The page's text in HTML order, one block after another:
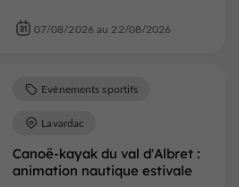
07/08/2026 au 22/08/2026
Canoë-kayak du val d'Albret :
animation nautique estivale
Evènements sportifs
Lavardac